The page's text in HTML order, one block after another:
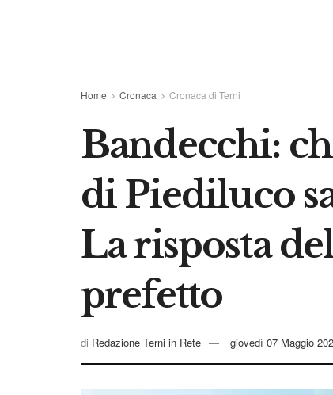
Home Cronaca Cronaca di Terni
Bandecchi:
di Piediluco
La risposta
prefetto
di Redazione Terni in Rete giovedì 07 Maggio